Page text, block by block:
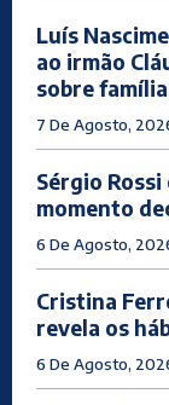
Luís
ao irmão
sobre
7 De Agosto,
Sérgio
momento
6 De Agosto,
Cristina
revela os
6 De Agosto,